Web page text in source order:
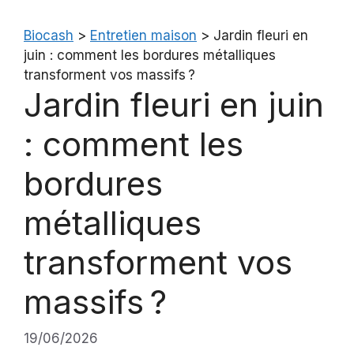
Biocash > Entretien maison > Jardin fleuri en
juin : comment les bordures métalliques
transforment vos massifs ?
Jardin fleuri en juin
: comment les
bordures
métalliques
transforment vos
massifs ?
19/06/2026